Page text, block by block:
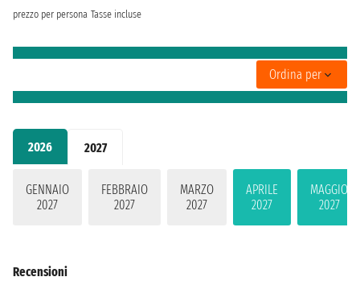
2026 2027
GENNAIO
2027
FEBBRAIO
2027
MARZO
2027
APRILE
2027
MAGGIO
2027
prezzo per persona Tasse incluse
Ordina per
Recensioni